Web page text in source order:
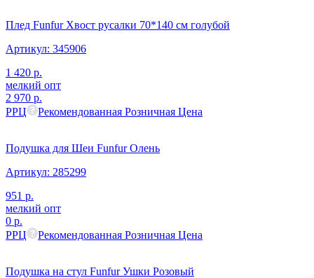
Плед Funfur Хвост русалки 70*140 см голубой
Артикул: 345906
1 420 р.
мелкий опт
2 970 р.
РРЦ
Рекомендованная Розничная Цена
Подушка для Шеи Funfur Олень
Артикул: 285299
951 р.
мелкий опт
0 р.
РРЦ
Рекомендованная Розничная Цена
Подушка на стул Funfur Ушки Розовый